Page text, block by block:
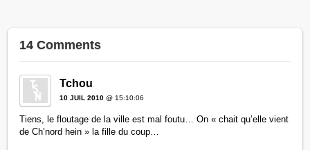
14 Comments
Tchou
10 JUIL 2010 @ 15:10:06
Tiens, le floutage de la ville est mal foutu… On « chait qu’elle vient
de Ch’nord hein » la fille du coup…